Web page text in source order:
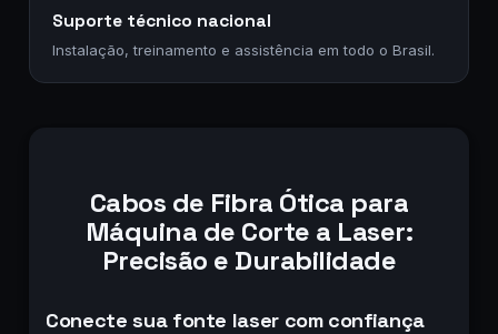
Suporte técnico nacional
Instalação, treinamento e assistência em todo o Brasil.
Cabos de Fibra Ótica para
Máquina de Corte a Laser:
Precisão e Durabilidade
Conecte sua fonte laser com confiança